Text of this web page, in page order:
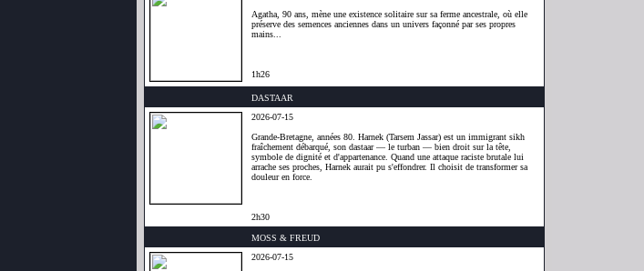
Agatha, 90 ans, mène une existence solitaire sur sa ferme ancestrale, où elle
préserve des semences anciennes dans un univers façonné par ses propres
mains...
1h26
DASTAAR
2026-07-15
Grande-Bretagne, années 80. Harnek (Tarsem Jassar) est un immigrant sikh
fraîchement débarqué, son dastaar — le turban — bien droit sur la tête,
symbole de dignité et d'appartenance. Quand une attaque raciste brutale lui
arrache ses proches, Harnek aurait pu s'effondrer. Il choisit de transformer sa
douleur en force.
2h30
MOSS & FREUD
2026-07-15